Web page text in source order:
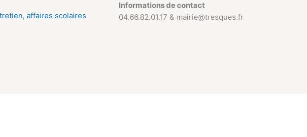
affaires scolaires
Informations de contact
04.66.82.01.17 & mairie@tresques.fr